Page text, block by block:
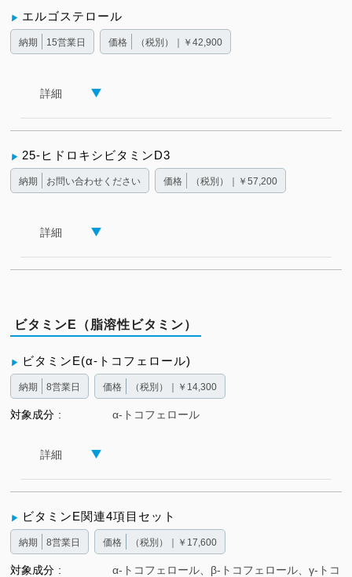
エルゴステロール
納期 15営業日 価格 （税別）｜￥42,900
詳細
25-ヒドロキシビタミンD3
納期 お問い合わせください 価格 （税別）｜￥57,200
詳細
ビタミンE（脂溶性ビタミン）
ビタミンE(α-トコフェロール)
納期 8営業日 価格 （税別）｜￥14,300
対象成分 α-トコフェロール
詳細
ビタミンE関連4項目セット
納期 8営業日 価格 （税別）｜￥17,600
対象成分 α-トコフェロール、β-トコフェロール、γ-トコ